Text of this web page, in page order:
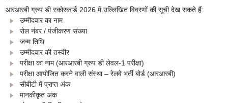
आरआरबी ग्रुप डी स्कोरकार्ड 2026 में उल्लिखित विवरणों की सूची देख सकते हैं:
उम्मीदवार का नाम
रोल नंबर / पंजीकरण संख्या
जन्म तिथि
उम्मीदवार की तस्वीर
परीक्षा का नाम (आरआरबी ग्रुप डी लेवल-1 परीक्षा)
परीक्षा आयोजित करने वाली संस्था – रेलवे भर्ती बोर्ड (आरआरबी)
सीबीटी में प्राप्त अंक
मानकीकृत अंक